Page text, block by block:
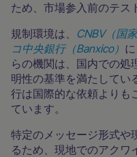
ため、市場参入前のテス
規制環境は、 CNBV（国
コ中央銀行（Banxico）
らの機関は、国内での処
明性の基準を満たしてい
行は国際的な依頼よりも
ています。
特定のメッセージ形式や
るため、現地でのアクワ